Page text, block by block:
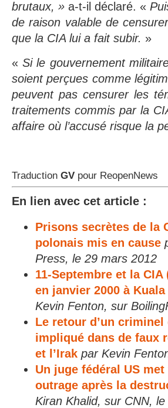
brutaux, » a-t-il déclaré. «
de raison valable de
que la CIA lui a fait subir. »
«Si le gouvernement
soient perçues comme
peuvent pas censurer les
traitements commis par la
affaire où l’accusé risque la
Traduction GV pour ReopenNews
En lien avec cet article :
Prisons secrètes de la
polonais mis en cause
Press, le 29 mars 2012
11-Septembre et la
en janvier 2000 à
Kevin Fenton, sur
Le retour d’un
impliqué dans de faux
et l’Irak par Kevin
Un juge fédéral US
outrage après la
Kiran Khalid, sur CNN,